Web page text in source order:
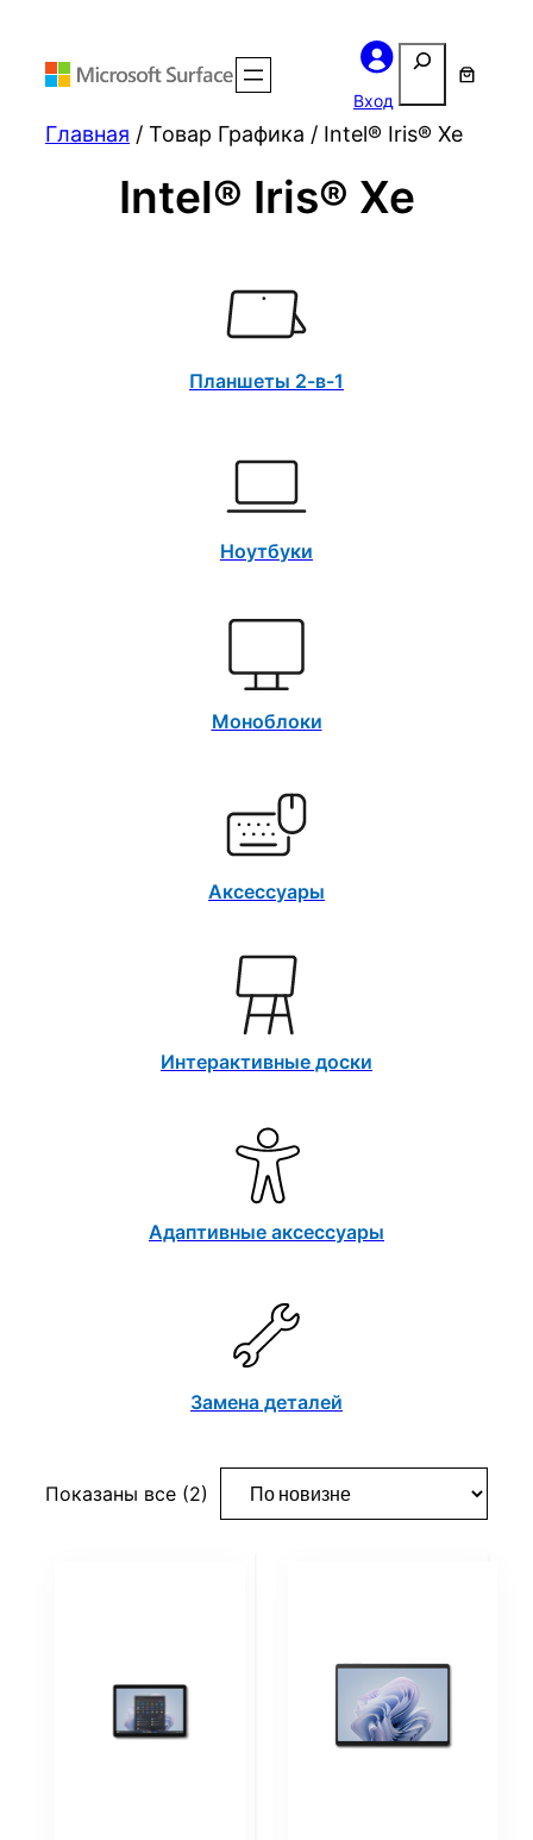
Вход
Поиск
Главная / Товар Графика / Intel® Iris® Xe
Intel® Iris® Xe
Планшеты 2-в-1
Ноутбуки
Моноблоки
Аксессуары
Интерактивные доски
Адаптивные аксессуары
Замена деталей
Показаны все (2) Сортировка:
самые